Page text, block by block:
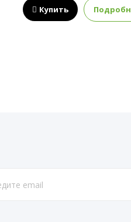
Купить